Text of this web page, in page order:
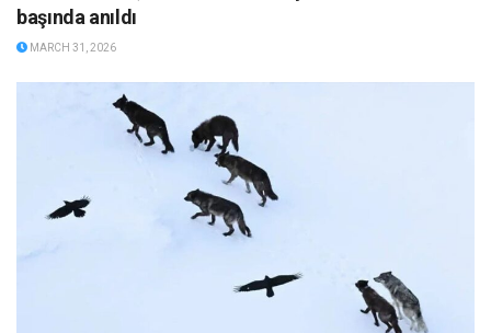
başında anıldı
MARCH 31, 2026